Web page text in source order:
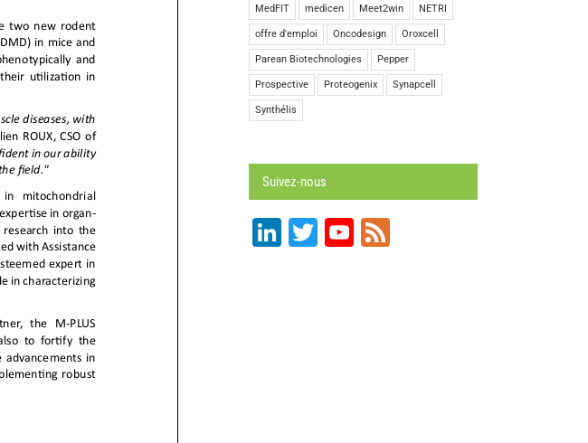
MedFIT medicen Meet2win NETRI
offre d'emploi Oncodesign Oroxcell
Parean Biotechnologies Pepper
Prospective Proteogenix Synapcell
Synthélis
Suivez-nous
LinkedIn
TwitterYouTube